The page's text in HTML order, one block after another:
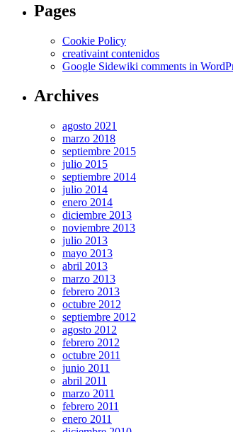
Pages
Cookie Policy
creativaint contenidos
Google Sidewiki comments in
Archives
agosto 2021
marzo 2018
septiembre 2015
julio 2015
septiembre 2014
julio 2014
enero 2014
diciembre 2013
noviembre 2013
julio 2013
mayo 2013
abril 2013
marzo 2013
febrero 2013
octubre 2012
septiembre 2012
agosto 2012
febrero 2012
octubre 2011
junio 2011
abril 2011
marzo 2011
febrero 2011
enero 2011